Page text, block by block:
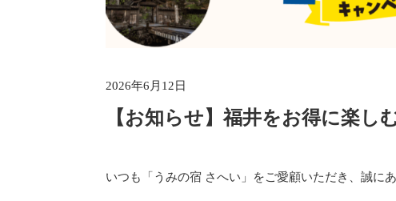
2026年6月12日
【お知らせ】福井をお得に楽し
いつも「うみの宿 さへい」をご愛顧いただき、誠に